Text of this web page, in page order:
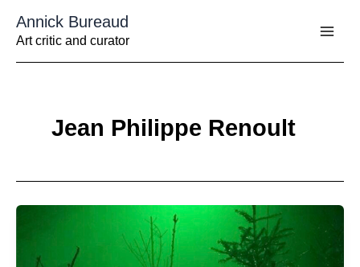
contenu
Annick Bureaud
Art critic and curator
Jean Philippe Renoult